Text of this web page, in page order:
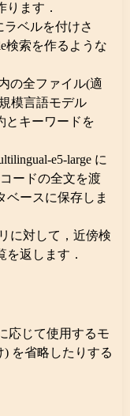
ます．
ラベルを付けさ
検索を作るような
の全ファイル(適
模言語モデル
とキーワードを
e5-large に
ードの全文を渡
ベースに保存しま
に対して，近傍検
返します．
応じて使用するモ
を省略したりする